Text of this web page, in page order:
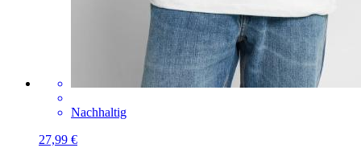
Nachhaltig
27,99 €